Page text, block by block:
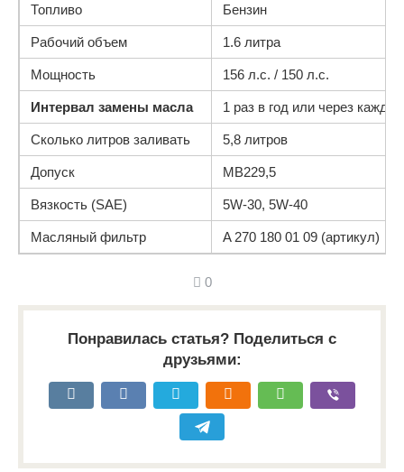
Топливо Бензин
Рабочий объем 1.6 литра
Мощность 156 л.с. / 150 л.с.
Интервал замены масла 1 раз в год или через
Сколько литров заливать 5,8 литров
Допуск МВ229,5
Вязкость (SAE) 5W-30, 5W-40
Масляный фильтр A 270 180 01 09 (артикул)
0
Понравилась статья? Поделиться с
друзьями: